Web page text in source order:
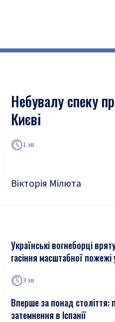
Небувалу спеку
Києві
1 хв
Вікторія Мілюта
Українські вогнеборці
гасіння масштабної пожежі
3 хв
Вперше за понад століття:
затемнення в Іспанії